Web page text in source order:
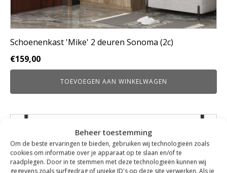
Beheer toestemming
Om de beste ervaringen te bieden, gebruiken wij technologieën zoals
cookies om informatie over je apparaat op te slaan en/of te
raadplegen. Door in te stemmen met deze technologieën kunnen wij
gegevens zoals surfgedrag of unieke ID's op deze site verwerken. Als je
Schoenenkast 'Mike' 2 deuren Sonoma (2c)
€159,00
TOEVOEGEN AAN WINKELWAGEN